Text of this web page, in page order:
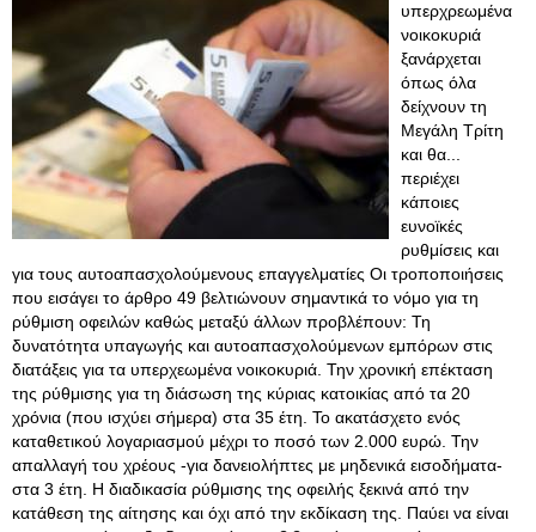
υπερχρεωμένα
νοικοκυριά
ξανάρχεται
όπως όλα
δείχνουν τη
Μεγάλη Τρίτη
και θα...
περιέχει
κάποιες
ευνοϊκές
ρυθμίσεις και
για τους αυτοαπασχολούμενους επαγγελματίες Οι τροποποιήσεις
που εισάγει το άρθρο 49 βελτιώνουν σημαντικά το νόμο για τη
ρύθμιση οφειλών καθώς μεταξύ άλλων προβλέπουν: Τη
δυνατότητα υπαγωγής και αυτοαπασχολούμενων εμπόρων στις
διατάξεις για τα υπερχεωμένα νοικοκυριά. Την χρονική επέκταση
της ρύθμισης για τη διάσωση της κύριας κατοικίας από τα 20
χρόνια (που ισχύει σήμερα) στα 35 έτη. Το ακατάσχετο ενός
καταθετικού λογαριασμού μέχρι το ποσό των 2.000 ευρώ. Την
απαλλαγή του χρέους -για δανειολήπτες με μηδενικά εισοδήματα-
στα 3 έτη. Η διαδικασία ρύθμισης της οφειλής ξεκινά από την
κατάθεση της αίτησης και όχι από την εκδίκαση της. Παύει να είναι